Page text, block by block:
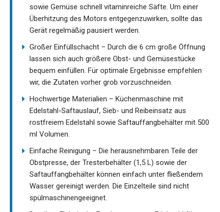
sowie Gemüse schnell vitaminreiche Säfte. Um einer
Überhitzung des Motors entgegenzuwirken, sollte das
Gerät regelmäßig pausiert werden.
Großer Einfüllschacht – Durch die 6 cm große Öffnung
lassen sich auch größere Obst- und Gemüsestücke
bequem einfüllen. Für optimale Ergebnisse empfehlen
wir, die Zutaten vorher grob vorzuschneiden.
Hochwertige Materialien – Küchenmaschine mit
Edelstahl-Saftauslauf, Sieb- und Reibeinsatz aus
rostfreiem Edelstahl sowie Saftauffangbehälter mit 500
ml Volumen.
Einfache Reinigung – Die herausnehmbaren Teile der
Obstpresse, der Tresterbehälter (1,5 L) sowie der
Saftauffangbehälter können einfach unter fließendem
Wasser gereinigt werden. Die Einzelteile sind nicht
spülmaschinengeeignet.